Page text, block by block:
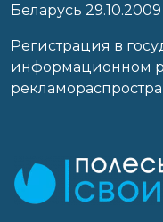
Беларусь 29.10.2009
Регистрация в
информационном